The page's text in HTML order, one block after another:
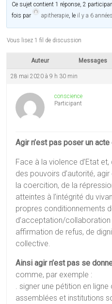
Ce sujet contient 1 réponse, 2
fois par
apitherapie, le il y a 6
Vous lisez 1 fil de discussion
Auteur Messages
28 mai 2020 à 9 h 30 min
conscience
Participant
Agir n’est pas poser un
Face à la violence d’Etat et,
des pouvoirs d’autorité,
la coercition, de la
atteintes à l’intégrité du
propres conditionnements
d’acceptation/
affirmation de refus, de
collective.
Ainsi agir n’est pas se
comme, par exemple :
. signer une pétition en
assemblées et institutions